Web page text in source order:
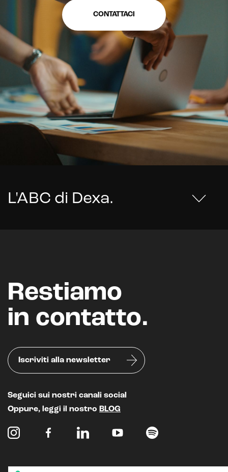
CONTATTACI
L'ABC di Dexa.
Restiamo
in contatto.
Iscriviti alla newsletter
Seguici sui nostri canali social
Oppure, leggi il nostro BLOG